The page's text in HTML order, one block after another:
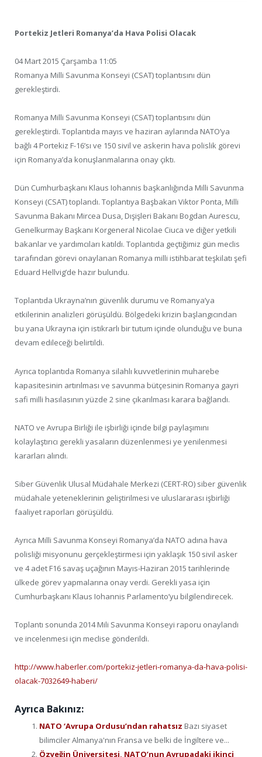
Portekiz Jetleri Romanya’da Hava Polisi Olacak
04 Mart 2015 Çarşamba 11:05
Romanya Milli Savunma Konseyi (CSAT) toplantısını dün
gerekleştirdi.
Romanya Milli Savunma Konseyi (CSAT) toplantısını dün
gerekleştirdi. Toplantıda mayıs ve haziran aylarında NATO’ya
bağlı 4 Portekiz F-16’sı ve 150 sivil ve askerin hava polislik görevi
için Romanya’da konuşlanmalarına onay çıktı.
Dün Cumhurbaşkanı Klaus Iohannis başkanlığında Milli Savunma
Konseyi (CSAT) toplandı. Toplantıya Başbakan Viktor Ponta, Milli
Savunma Bakanı Mircea Dusa, Dışişleri Bakanı Bogdan Aurescu,
Genelkurmay Başkanı Korgeneral Nicolae Ciuca ve diğer yetkili
bakanlar ve yardımcıları katıldı. Toplantıda geçtiğimiz gün meclis
tarafından görevi onaylanan Romanya milli istihbarat teşkilatı şefi
Eduard Hellvig’de hazır bulundu.
Toplantıda Ukrayna’nın güvenlik durumu ve Romanya’ya
etkilerinin analizleri görüşüldü. Bölgedeki krizin başlangıcından
bu yana Ukrayna için istikrarlı bir tutum içinde olunduğu ve buna
devam edileceği belirtildi.
Ayrıca toplantıda Romanya silahlı kuvvetlerinin muharebe
kapasitesinin artırılması ve savunma bütçesinin Romanya gayri
safi milli hasılasının yüzde 2 sine çıkarılması karara bağlandı.
NATO ve Avrupa Birliği ile işbirliği içinde bilgi paylaşımını
kolaylaştırıcı gerekli yasaların düzenlenmesi ye yenilenmesi
kararları alındı.
Siber Güvenlik Ulusal Müdahale Merkezi (CERT-RO) siber güvenlik
müdahale yeteneklerinin geliştirilmesi ve uluslararası işbirliği
faaliyet raporları görüşüldü.
Ayrıca Milli Savunma Konseyi Romanya’da NATO adına hava
polisliği misyonunu gerçekleştirmesi için yaklaşık 150 sivil asker
ve 4 adet F16 savaş uçağının Mayıs-Haziran 2015 tarihlerinde
ülkede görev yapmalarına onay verdi. Gerekli yasa için
Cumhurbaşkanı Klaus Iohannis Parlamento’yu bilgilendirecek.
Toplantı sonunda 2014 Mili Savunma Konseyi raporu onaylandı
ve incelenmesi için meclise gönderildi.
http://www.haberler.com/portekiz-jetleri-romanya-da-hava-polisi-
olacak-7032649-haberi/
Ayrıca Bakınız:
NATO ‘Avrupa Ordusu’ndan rahatsız Bazı siyaset
bilimciler Almanya'nın Fransa ve belki de İngiltere ve...
Özyeğin Üniversitesi, NATO’nun Avrupadaki ikinci